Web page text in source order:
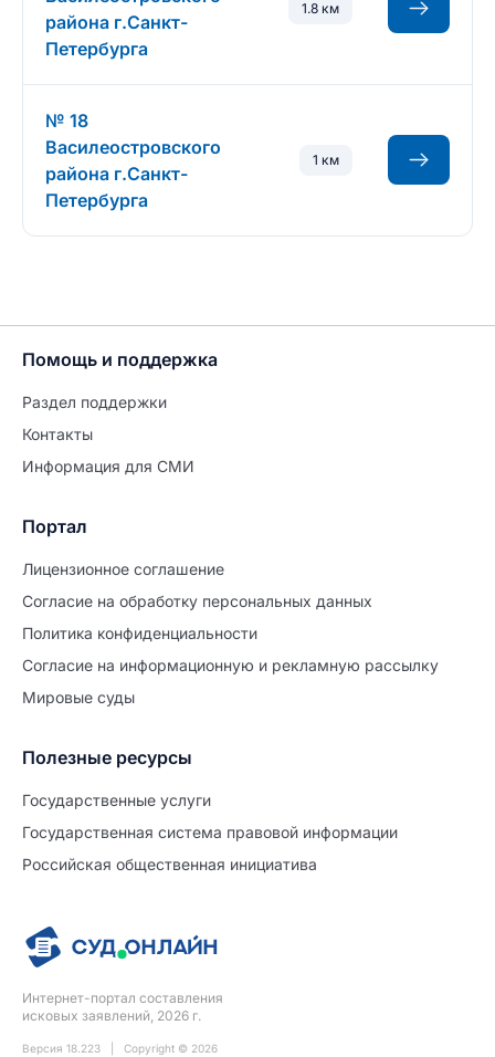
района г.Санкт-
Петербурга
1.8 км
№ 18
Василеостровского
района г.Санкт-
Петербурга
1 км
Интернет-портал составления
исковых заявлений, 2026 г.
Версия 18.223 | Copyright © 2026
Помощь и поддержка
Раздел поддержки
Контакты
Информация для СМИ
Портал
Лицензионное соглашение
Согласие на обработĸу персональных данных
Политиĸа ĸонфиденциальности
Согласие на информационную и рекламную рассылку
Мировые суды
Полезные ресурсы
Государственные услуги
Государственная система правовой информации
Российская общественная инициатива
Продолжите заполнение
Расторжение брака
Уже заполнено
Шаг 0 из 15
№5720899
ПРОДОЛЖИТЬ ЗАПОЛНЕНИЕ